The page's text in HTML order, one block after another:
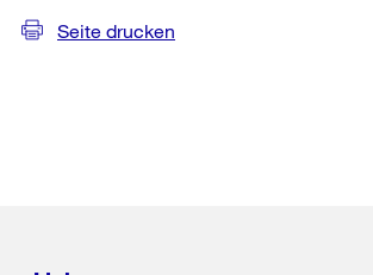
Seite drucken